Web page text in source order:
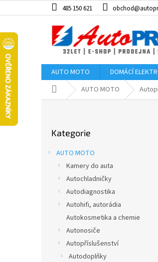
na
485 150 621
AUTO MOTO DOMÁCÍ
Domů AUTO MOTO
kategorie
Kategorie
AUTO MOTO
Kamery do auta
Autochladničky
Autodiagnostika
Autohifi, autorádia
Autokosmetika a chemie
Autonosiče
Autopříslušenství
Autodoplňky